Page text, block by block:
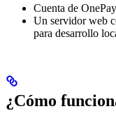
Cuenta de
Un servidor web
para desarrollo
¿Cómo